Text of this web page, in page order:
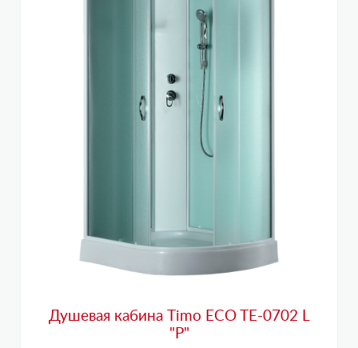
Душевая кабина Timo ECO TE-0702 L
"P"